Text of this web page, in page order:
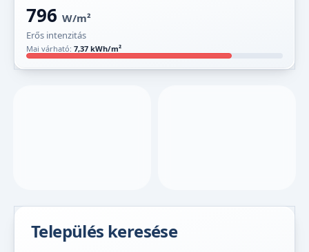
796 W/m²
Erős intenzitás
Mai várható: 7,37 kWh/m²
Település keresése